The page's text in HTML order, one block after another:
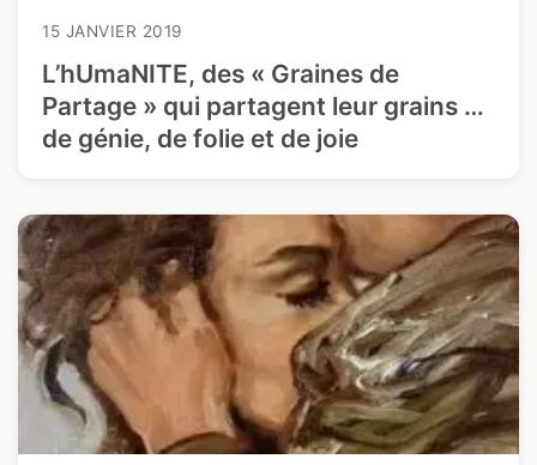
15 JANVIER 2019
L’hUmaNITE, des « Graines de
Partage » qui partagent leur grains …
de génie, de folie et de joie